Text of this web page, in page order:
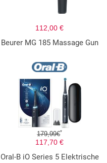
112,00 €
Beurer MG 185 Massage Gun
179,99€*
117,70 €
Oral-B iO Series 5 Elektrische